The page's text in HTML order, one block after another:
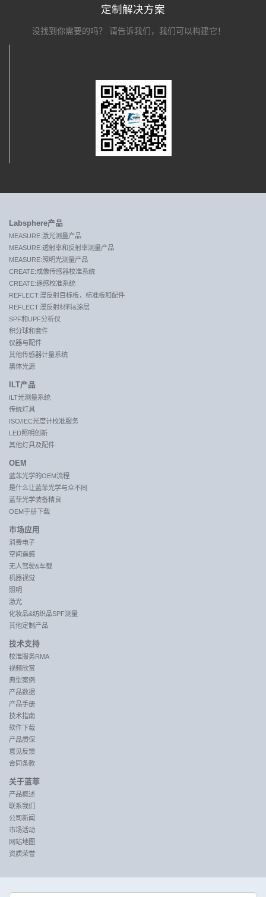
定制解决方案
没找到你需要的吗？ 请告诉我们，我们可以构建它！
Labsphere产品
MEASURE:激光测量产品
MEASURE:透射率和反射率测量产品
MEASURE:照明光测量产品
CREATE:成像传感器校准系统
CREATE:遥感校准系统
REFLECT:漫反射目标板，标准板和配件
REFLECT:漫反射材料&涂层
SPF和UPF分析仪
积分球和套件
仪器与配件
其他传感器计量系统
黑体光源
ILT产品
ILT光测量系统
传统灯具
ISO/IEC光度计校准服务
LED照明创新
其他灯具及配件
OEM
蓝菲光学的OEM流程
是什么让蓝菲光学与众不同
蓝菲光学装备精良
OEM手册下载
市场应用
消费电子
空间遥感
无人驾驶&车载
机器视觉
照明
激光
化妆品&纺织品SPF测量
其他定制产品
技术支持
校准服务RMA
视频欣赏
典型案例
产品数据
产品手册
技术指南
软件下载
产品质保
意见反馈
合同条款
关于蓝菲
产品概述
联系我们
公司新闻
市场活动
网站地图
资质荣誉